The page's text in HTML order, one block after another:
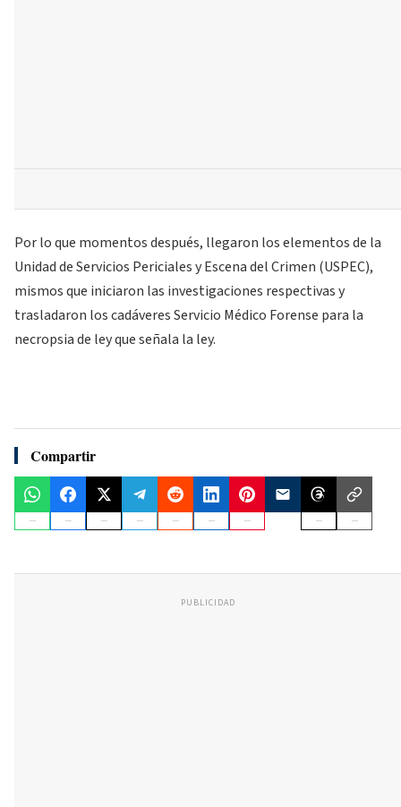
Por lo que momentos después, llegaron los elementos de la
Unidad de Servicios Periciales y Escena del Crimen (USPEC),
mismos que iniciaron las investigaciones respectivas y
trasladaron los cadáveres Servicio Médico Forense para la
necropsia de ley que señala la ley.
Compartir
PUBLICIDAD